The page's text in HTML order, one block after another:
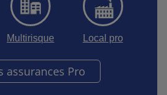
Multirisque Local pro
assurances Pro